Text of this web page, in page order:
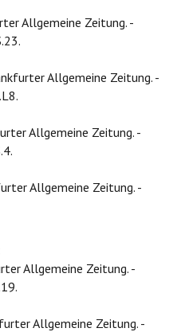
Allgemeine Zeitung. -
Allgemeine Zeitung. -
Allgemeine Zeitung. -
Allgemeine Zeitung. -
Allgemeine Zeitung. -
Allgemeine Zeitung. -